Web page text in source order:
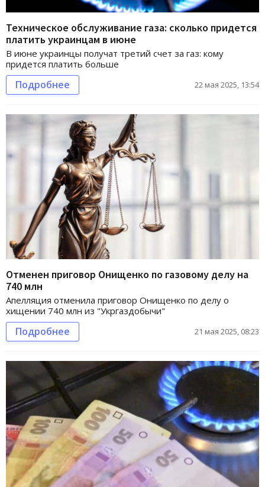
Техническое обслуживание газа: сколько придется
платить украинцам в июне
В июне украинцы получат третий счет за газ: кому
придется платить больше
Подробнее 22 мая 2025, 13:54
Отменен приговор Онищенко по газовому делу на
740 млн
Апелляция отменила приговор Онищенко по делу о
хищении 740 млн из "Укргаздобычи"
Подробнее 21 мая 2025, 08:23